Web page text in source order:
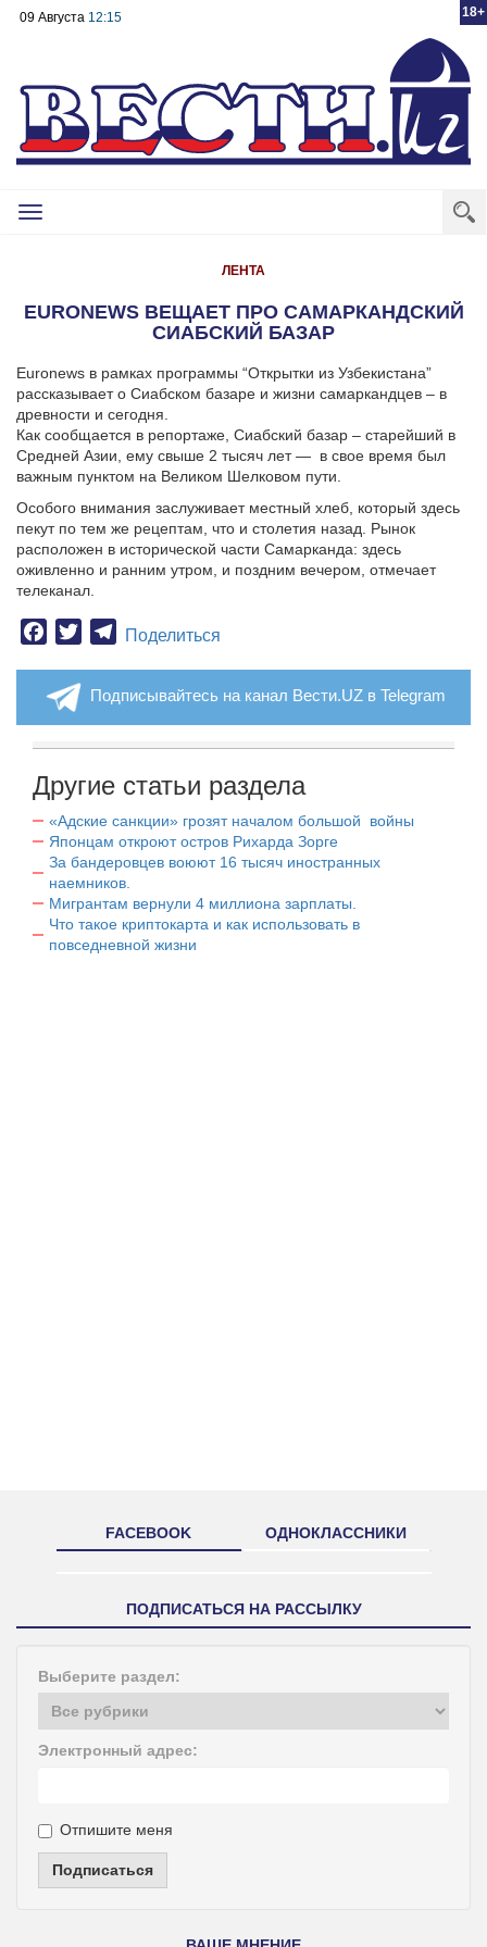
18+
09 Августа 12:15
Toggle
ЛЕНТА
EURONEWS ВЕЩАЕТ ПРО САМАРКАНДСКИЙ
СИАБСКИЙ БАЗАР
Euronews в рамках программы “Открытки из Узбекистана”
рассказывает о Сиабском базаре и жизни самаркандцев – в
древности и сегодня.
Как сообщается в репортаже, Сиабский базар – старейший в
Средней Азии, ему свыше 2 тысяч лет — в свое время был
важным пунктом на Великом Шелковом пути.
Особого внимания заслуживает местный хлеб, который здесь
пекут по тем же рецептам, что и столетия назад. Рынок
расположен в исторической части Самарканда: здесь
оживленно и ранним утром, и поздним вечером, отмечает
телеканал.
Facebook
TwitterTelegram
Поделиться
Подписывайтесь на канал Вести.UZ в Telegram
Другие статьи раздела
«Адские санкции» грозят началом большой войны
Японцам откроют остров Рихарда Зорге
За бандеровцев воюют 16 тысяч иностранных
наемников.
Мигрантам вернули 4 миллиона зарплаты.
Что такое криптокарта и как использовать в
повседневной жизни
FACEBOOK ОДНОКЛАССНИКИ
ПОДПИСАТЬСЯ НА РАССЫЛКУ
Выберите раздел:
Электронный адрес:
Отпишите меня
Подписаться